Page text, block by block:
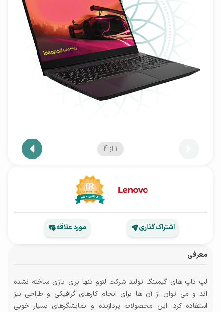
1 از 4
اشتراک‌گذاری مورد علاقه
معرفی
لپ تاپ های گیمینگ تولید شرکت لنوو تنها برای بازی ساخته نشده
اند و می توان از آن ها برای انجام کارهای گرافیکی و طراحی نیز
استفاده کرد. این محصولات پردازنده و نمایشگرهای بسیار خوبی